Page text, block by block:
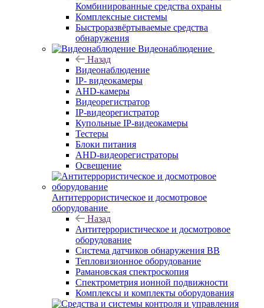
Комбинированные средства охраны
Комплексные системы
Быстроразвёртываемые средства
обнаружения
Видеонаблюдение
Назад
Видеонаблюдение
IP- видеокамеры
AHD-камеры
Видеорегистратор
IP-видеорегистратор
Купольные IP-видеокамеры
Тестеры
Блоки питания
AHD-видеорегистраторы
Освещение
Антитеррористическое и досмотровое
оборудование
Назад
Антитеррористическое и досмотровое
оборудование
Cистема датчиков обнаружения ВВ
Тепловизионное оборудование
Рамановская спектроскопия
Спектрометрия ионной подвижности
Комплексы и комплекты оборудования